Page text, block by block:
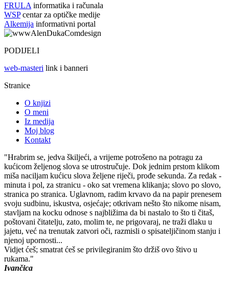
FRULA informatika i računala
WSPcentar za optičke medije
Alkemija informativni portal
PODIJELI
web-masteri link i banneri
Stranice
O knjizi
O meni
Iz medija
Moj blog
Kontakt
"Hrabrim se, jedva škiljeći, a vrijeme potrošeno na potragu za
kućicom željenog slova se utrostručuje. Dok jednim prstom klikom
miša naciljam kućicu slova željene riječi, prođe sekunda. Za redak -
minuta i pol, za stranicu - oko sat vremena klikanja; slovo po slovo,
stranica po stranica. Uglavnom, radim krvavo da na papir prenesem
svoju sudbinu, iskustva, osjećaje; otkrivam nešto što nikome nisam,
stavljam na kocku odnose s najbližima da bi nastalo to što ti čitaš,
poštovani čitatelju, zato, molim te, ne prigovaraj, ne traži dlaku u
jajetu, već na trenutak zatvori oči, razmisli o spisateljičinom stanju i
njenoj upornosti...
Vidjet ćeš; smatrat ćeš se privilegiranim što držiš ovo štivo u
rukama."
Ivančica